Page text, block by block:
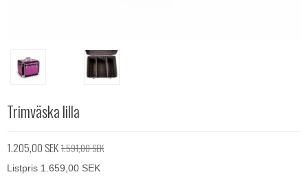
Trimväska lilla
1.205,00 SEK1.591,00 SEK
Listpris 1.659,00 SEK